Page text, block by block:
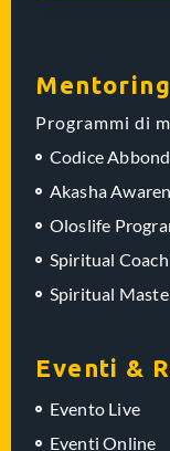
Programmi di
Codice
Akasha
Oloslife
Spiritual
Spiritual
Eventi &
Evento Live
Eventi Online